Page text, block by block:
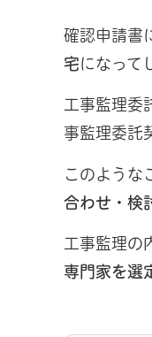
確認申請書
宅になって
工事監理委
事監理委託
このような
合わせ・検
工事監理の
専門家を選